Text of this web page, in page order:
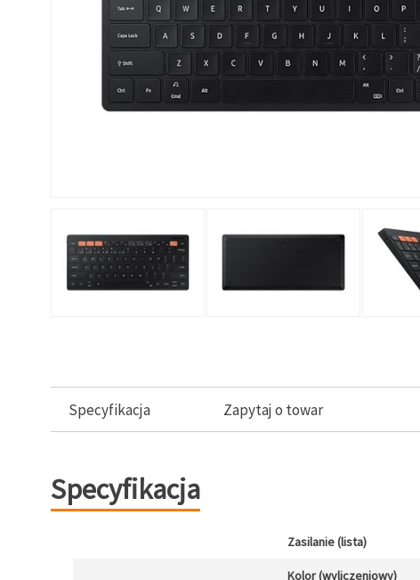
Specyfikacja Zapytaj o towar
Specyfikacja
Zasilanie (lista)
Kolor (wyliczeniowy)